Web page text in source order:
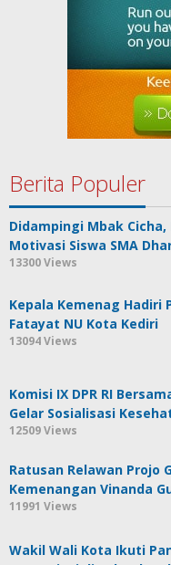
Berita Populer
Didampingi Mbak
Motivasi Siswa SMA
13300 Views
Kepala Kemenag Hadiri
Fatayat NU Kota Kediri
13094 Views
Komisi IX DPR RI
Gelar Sosialisasi
12509 Views
Ratusan Relawan Projo
Kemenangan Vinanda
11991 Views
Wakil Wali Kota Ikuti